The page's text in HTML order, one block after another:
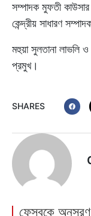
সম্পাদক মুফতী
কেন্দ্রীয় সাধারণ
মহুয়া সুলতানা লাভলি ও
প্রমুখ।
SHARES
ফেসবুকে